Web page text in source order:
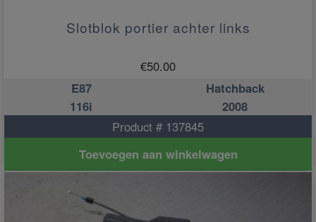
Slotblok portier achter links
€50.00
E87
Hatchback
116i
2008
Product # 137845
Toevoegen aan winkelwagen